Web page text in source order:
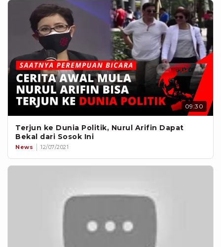
09:30
Terjun ke Dunia Politik, Nurul Arifin Dapat
Bekal dari Sosok Ini
News 12/07/2021